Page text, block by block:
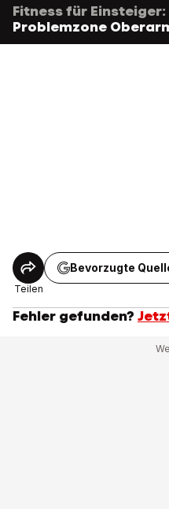
Fitness für Einsteiger:
Problemzone
Teilen
Bevorzugte
Fehler gefunden?